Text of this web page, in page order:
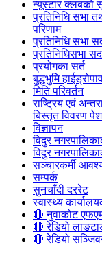
न्यूस्टार क्लबको
प्रतिनिधि सभा
परिणाम
प्रतिनिधि सभा
प्रतिनिधिसभा
प्रयोगका सर्त
बुद्धभुमि
मिति परिवर्तन
राष्ट्रिय एवं
बिस्तृत विवरण
विज्ञापन
विदुर
विदुर
सञ्चारकर्मी
सम्पर्क
सुनचाँदी दररेट
स्वास्थ्य
🔴 नुवाकोट
🔴 रेडियो
🔴 रेडियो